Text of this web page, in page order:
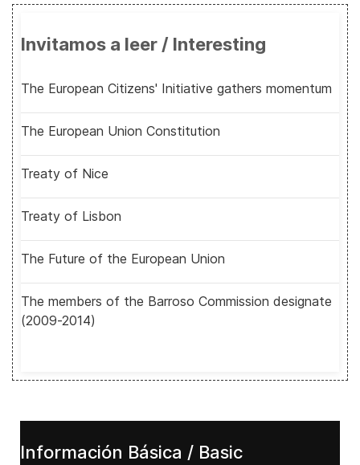
Invitamos a leer / Interesting
The European Citizens' Initiative gathers momentum
The European Union Constitution
Treaty of Nice
Treaty of Lisbon
The Future of the European Union
The members of the Barroso Commission designate
(2009-2014)
Información Básica / Basic